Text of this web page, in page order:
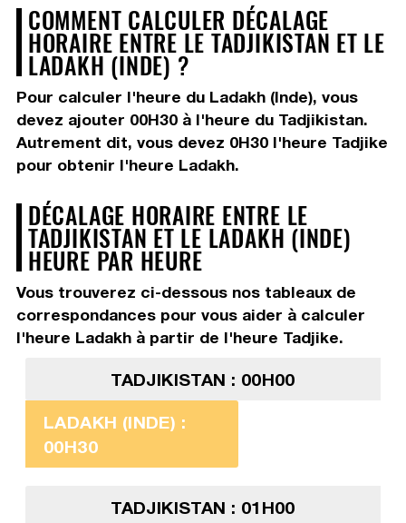
COMMENT CALCULER DÉCALAGE
HORAIRE ENTRE LE TADJIKISTAN ET LE
LADAKH (INDE) ?
Pour calculer l'heure du Ladakh (Inde), vous
devez ajouter 00H30à l'heure du Tadjikistan.
Autrement dit, vous devez 0H30 l'heure Tadjike
pour obtenir l'heure Ladakh.
DÉCALAGE HORAIRE ENTRE LE
TADJIKISTAN ET LE LADAKH (INDE)
HEURE PAR HEURE
Vous trouverez ci-dessous nos tableaux de
correspondances pour vous aider à calculer
l'heure Ladakh à partir de l'heure Tadjike.
TADJIKISTAN : 00H00
LADAKH (INDE) :
00H30
TADJIKISTAN : 01H00